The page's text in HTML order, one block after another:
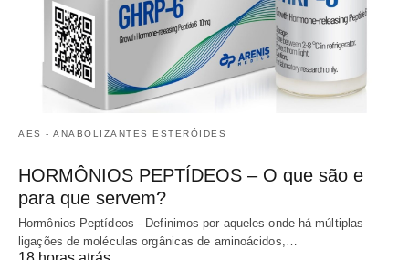
AES - ANABOLIZANTES ESTERÓIDES
HORMÔNIOS PEPTÍDEOS – O que são e
para que servem?
Hormônios Peptídeos - Definimos por aqueles onde há múltiplas
ligações de moléculas orgânicas de aminoácidos,…